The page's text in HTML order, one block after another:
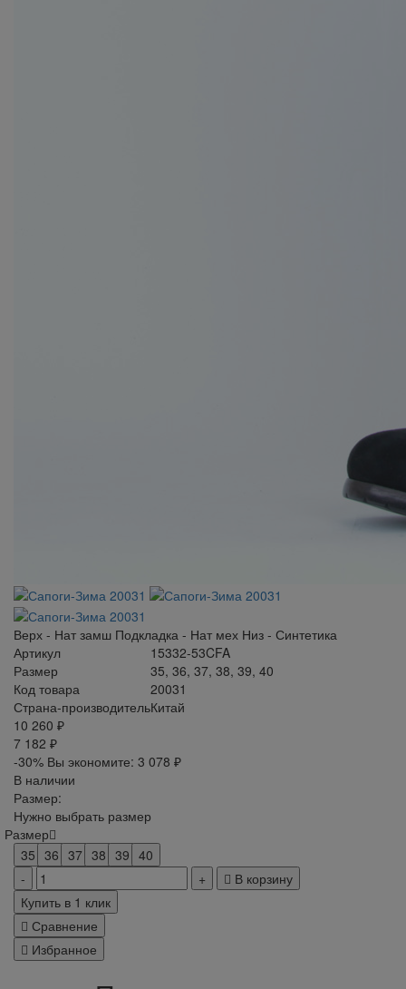
Верх - Нат замш Подкладка - Нат мех Низ - Синтетика
Артикул
15332-53CFA
Размер
35, 36, 37, 38, 39, 40
Код товара
20031
Страна-производительКитай
10 260 ₽
7 182 ₽
-30% Вы экономите: 3 078 ₽
В наличии
Размер:
Нужно выбрать размер
Размер
35 36 37 38 39 40
В корзину
Купить в 1 клик
Сравнение
Избранное